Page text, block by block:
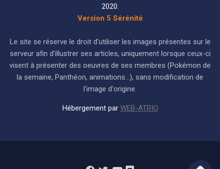
2020.
Version 5 Sérénité
Le site se réserve le droit d'utiliser les images présentes sur le
serveur afin d'illustrer ses articles, uniquement lorsque ceux-ci
visent à présenter des oeuvres de ses membres (Pokémon de
la semaine, Panthéon, animations...), sans modification de
l'image d'origine.
Hébergement par WEB-ATRIO